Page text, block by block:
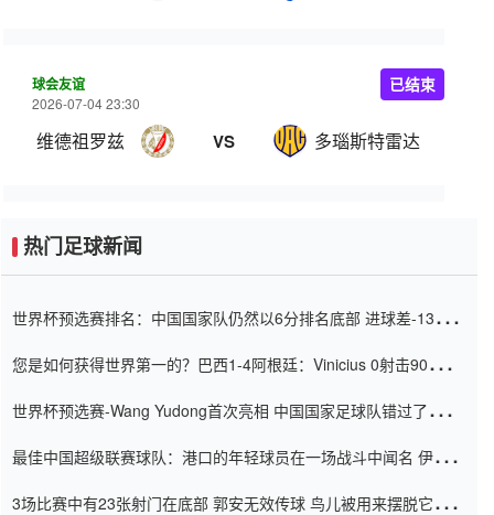
球会友谊
2026-07-04 23:30
维德祖罗兹 VS 多瑙斯特雷达
已结束
热门足球新闻
世界杯预选赛排名：中国国家队仍然以6分排名底部 进球差-13令人
您是如何获得世界第一的？巴西1-4阿根廷：Vinicius 0射击90分钟
世界杯预选赛-Wang Yudong首次亮相 中国国家足球队错过了世界
最佳中国超级联赛球队：港口的年轻球员在一场战斗中闻名 伊万放
3场比赛中有23张射门在底部 郭安无效传球 鸟儿被用来摆脱它